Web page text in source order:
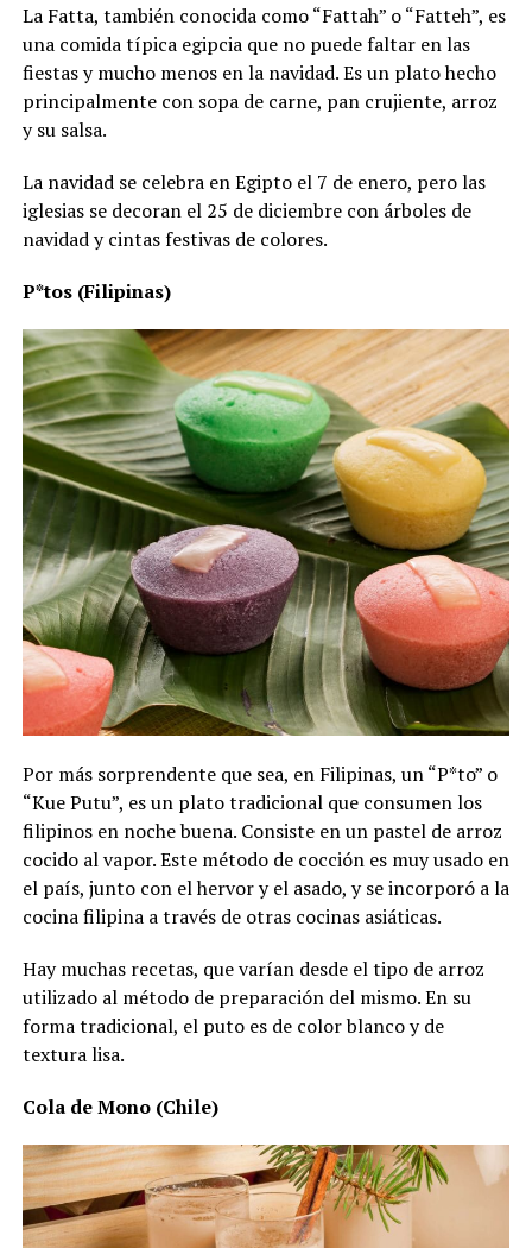
La Fatta, también conocida como “Fattah” o “Fatteh”, es
una comida típica egipcia que no puede faltar en las
fiestas y mucho menos en la navidad. Es un plato hecho
principalmente con sopa de carne, pan crujiente, arroz
y su salsa.
La navidad se celebra en Egipto el 7 de enero, pero las
iglesias se decoran el 25 de diciembre con árboles de
navidad y cintas festivas de colores.
P*tos (Filipinas)
Por más sorprendente que sea, en Filipinas, un “P*to” o
“Kue Putu”, es un plato tradicional que consumen los
filipinos en noche buena. Consiste en un pastel de arroz
cocido al vapor. Este método de cocción es muy usado en
el país, junto con el hervor y el asado, y se incorporó a la
cocina filipina a través de otras cocinas asiáticas.
Hay muchas recetas, que varían desde el tipo de arroz
utilizado al método de preparación del mismo. En su
forma tradicional, el puto es de color blanco y de
textura lisa.
Cola de Mono (Chile)